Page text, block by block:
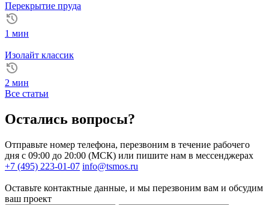
Перекрытие пруда
1 мин
Изолайт классик
2 мин
Все статьи
Остались вопросы?
Отправьте номер телефона, перезвоним в течение рабочего
дня с 09:00 до 20:00 (МСК) или пишите нам в мессенджерах
+7 (495) 223-01-07 info@tsmos.ru
Оставьте контактные данные, и мы перезвоним вам и обсудим
ваш проект